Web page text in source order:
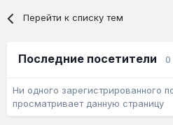
Перейти к списку тем
Последние посетители 0
Ни одного зарегистрированного
просматривает данную страницу